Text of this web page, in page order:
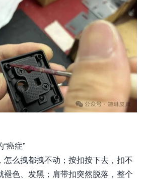
癌症”
怎么拽都拽不动；按扣按下去，扣不
褪色、发黑；肩带扣突然脱落，整个